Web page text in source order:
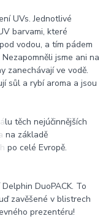
UVs. Jednotlivé
barvami, které
vodou, a tím pádem
jsme ani na
zanechávají ve vodě.
sůl a rybí aroma a jsou
těch nejúčinnějších
na základě
po celé Evropě.
DuoPACK. To
zavěšené v blistrech
prezentéru!